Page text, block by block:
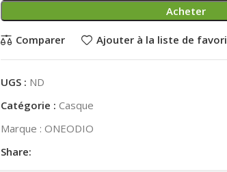
Acheter
Comparer Ajouter à la liste de favori
UGS : ND
Catégorie : Casque
Marque : ONEODIO
Share: